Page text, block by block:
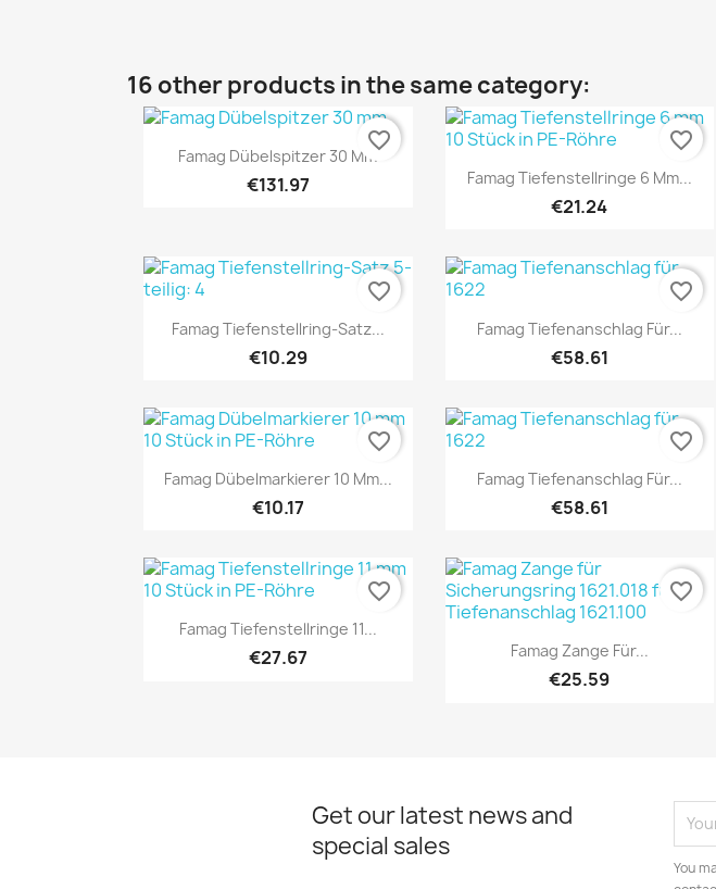
16 other products in the same category:
Quick view
Famag Dübelspitzer 30 Mm
€131.97
favorite_border
Quick view
Famag Tiefenstellringe 6 Mm...
€21.24
favorite_border
Quick view
Famag Tiefenstellring-Satz...
€10.29
favorite_border
Quick view
Famag Tiefenanschlag Für...
€58.61
favorite_border
Quick view
Famag Dübelmarkierer 10 Mm...
€10.17
favorite_border
Quick view
Famag Tiefenanschlag Für...
€58.61
favorite_border
Quick view
Famag Tiefenstellringe 11...
€27.67
favorite_border
Quick view
Famag Zange Für...
€25.59
favorite_border
Get our latest news and
special sales
You